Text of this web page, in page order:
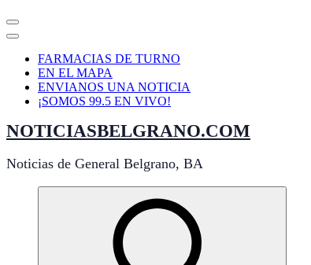
FARMACIAS DE TURNO
EN EL MAPA
ENVIANOS UNA NOTICIA
¡SOMOS 99.5 EN VIVO!
NOTICIASBELGRANO.COM
Noticias de General Belgrano, BA